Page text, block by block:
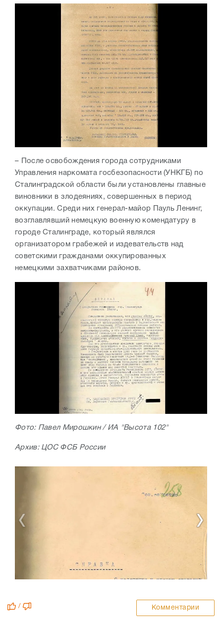
– После освобождения города сотрудниками
Управления наркомата госбезопасности (УНКГБ) по
Сталинградской области были установлены главные
виновники в злодеяниях, совершенных в период
оккупации. Среди них генерал-майор Пауль Ленинг,
возглавлявший немецкую военную комендатуру в
городе Сталинграде, который являлся
организатором грабежей и издевательств над
советскими гражданами оккупированных
немецкими захватчиками районов.
Фото: Павел Мирошкин / ИА "Высота 102"
Архив: ЦОС ФСБ России
/ Комментарии